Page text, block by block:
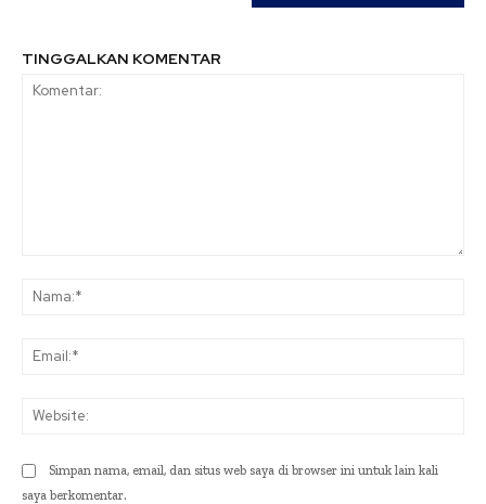
TINGGALKAN KOMENTAR
Simpan nama, email, dan situs web saya di browser ini untuk lain kali
saya berkomentar.